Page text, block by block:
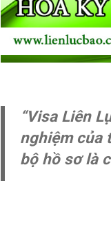
“Visa Liên
nghiệm của
bộ hồ sơ là